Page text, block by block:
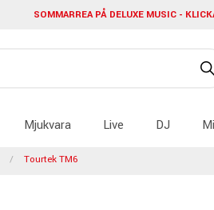
SOMMARREA PÅ DELUXE MUSIC -
Mjukvara Live DJ
Tourtek TM6